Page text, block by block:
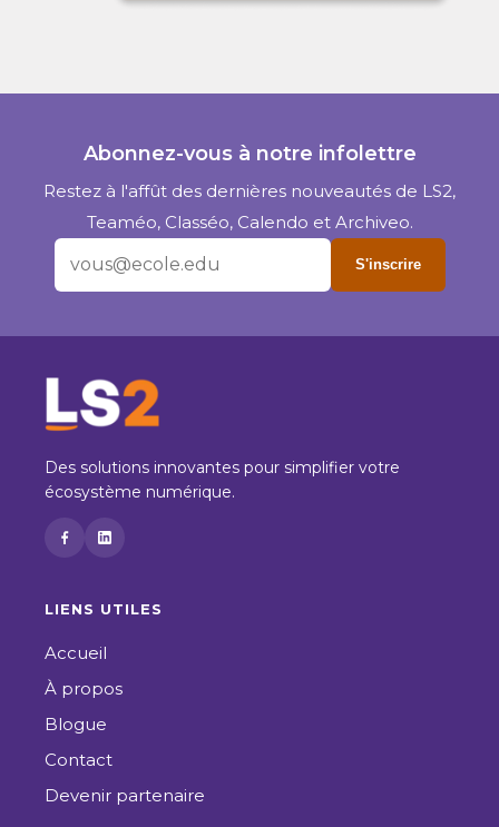
Abonnez-vous à notre infolettre
Restez à l'affût des dernières nouveautés de LS2,
Teaméo, Classéo, Calendo et Archiveo.
S'inscrire
Des solutions innovantes pour simplifier votre
écosystème numérique.
LIENS UTILES
Accueil
À propos
Blogue
Contact
Devenir partenaire